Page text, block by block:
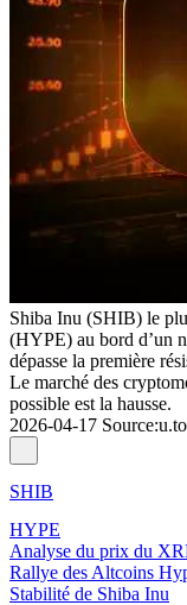
Shiba Inu (SHIB) le
(HYPE) au bord d’un
dépasse la première
Le marché des
possible est la hausse.
2026-04-17 Source:
SHIB
HYPE
Analyse du prix du
Rallye des Altcoins
Stabilité de Shiba Inu